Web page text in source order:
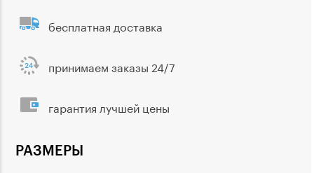
РАЗМЕРЫ
бесплатная доставка
принимаем заказы 24/7
гарантия лучшей цены